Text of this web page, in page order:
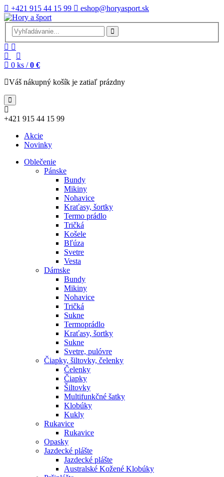
+421 915 44 15 99 eshop@horyasport.sk
0 ks / 0 €
Váš nákupný košík je zatiaľ prázdny
+421 915 44 15 99
Akcie
Novinky
Oblečenie
Pánske
Bundy
Mikiny
Nohavice
Kraťasy, šortky
Termo prádlo
Tričká
Košele
Bľúza
Svetre
Vesta
Dámske
Bundy
Mikiny
Nohavice
Tričká
Sukne
Termoprádlo
Kraťasy, šortky
Sukne
Svetre, pulóvre
Čiapky, šiltovky, čelenky
Čelenky
Čiapky
Šiltovky
Multifunkčné šatky
Klobúky
Kukly
Rukavice
Rukavice
Opasky
Jazdecké plášte
Jazdecké plášte
Australské Kožené Klobúky